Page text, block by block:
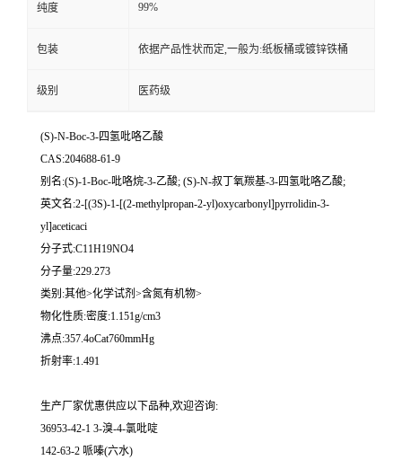
纯度 99%
包装 依据产品性状而定,一般为:纸板桶或镀锌铁桶
级别 医药级
(S)-N-Boc-3-四氢吡咯乙酸
CAS:204688-61-9
别名:(S)-1-Boc-吡咯烷-3-乙酸; (S)-N-叔丁氧羰基-3-四氢吡咯乙酸;
英文名:2-[(3S)-1-[(2-methylpropan-2-yl)oxycarbonyl]pyrrolidin-3-
yl]aceticaci
分子式:C11H19NO4
分子量:229.273
类别:其他>化学试剂>含氮有机物>
物化性质:密度:1.151g/cm3
沸点:357.4oCat760mmHg
折射率:1.491
生产厂家优惠供应以下品种,欢迎咨询:
36953-42-1 3-溴-4-氯吡啶
142-63-2 哌嗪(六水)